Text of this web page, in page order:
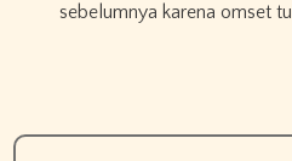
sebelumnya karena omset